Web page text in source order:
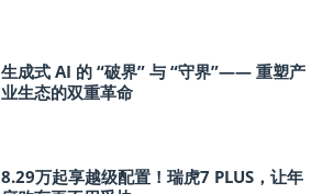
生成式 AI 的 “破界” 与 “守界”—— 重塑产
业生态的双重革命
8.29万起享越级配置！瑞虎7 PLUS，让年